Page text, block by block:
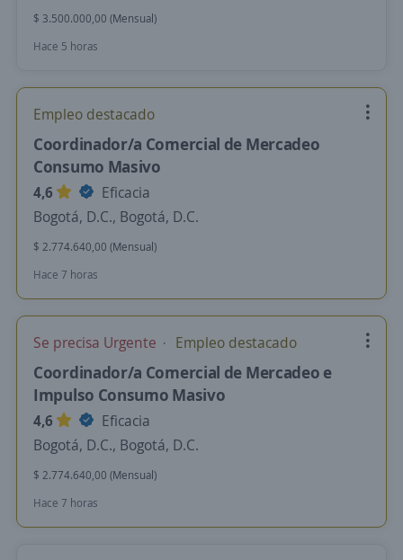
$ 3.500.000,00 (Mensual)
Hace 5 horas
Empleo destacado
Coordinador/a Comercial de Mercadeo
Consumo Masivo
4,6
Eficacia
Bogotá, D.C., Bogotá, D.C.
$ 2.774.640,00 (Mensual)
Hace 7 horas
Se precisa Urgente Empleo destacado
Coordinador/a Comercial de Mercadeo e
Impulso Consumo Masivo
4,6
Eficacia
Bogotá, D.C., Bogotá, D.C.
$ 2.774.640,00 (Mensual)
Hace 7 horas